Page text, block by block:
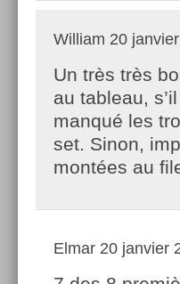
William 20
Un très très
au tableau,
manqué les
set. Sinon,
montées au
Elmar 20 janvier